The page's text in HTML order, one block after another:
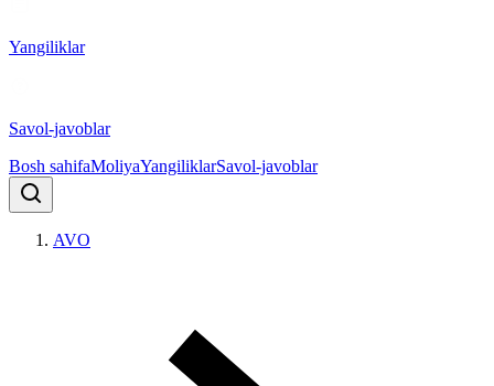
Yangiliklar
Savol-javoblar
Bosh sahifaMoliyaYangiliklarSavol-javoblar
AVO